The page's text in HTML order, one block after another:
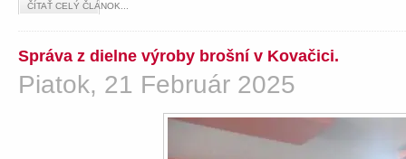
ČÍTAŤ CELÝ ČLÁNOK...
Správa z dielne výroby brošní v Kovačici.
Piatok, 21 Február 2025